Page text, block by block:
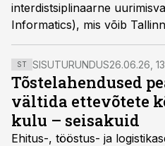
interdistsiplinaarne
Informatics), mis võib
teaduskonna professorite
Petlenkovi hinnangul aidata
jätkusuutlikule tõusule.
ST SISUTURUNDUS26.06.26,
Tõstelahendused
vältida ettevõtete
kulu – seisakuid
Ehitus-, tööstus- ja